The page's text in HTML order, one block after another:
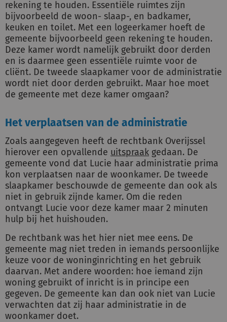
rekening te houden. Essentiële ruimtes zijn
bijvoorbeeld de woon- slaap-, en badkamer,
keuken en toilet. Met een logeerkamer hoeft de
gemeente bijvoorbeeld geen rekening te houden.
Deze kamer wordt namelijk gebruikt door derden
en is daarmee geen essentiële ruimte voor de
cliënt. De tweede slaapkamer voor de administratie
wordt niet door derden gebruikt. Maar hoe moet
de gemeente met deze kamer omgaan?
Het verplaatsen van de administratie
Zoals aangegeven heeft de rechtbank Overijssel
hierover een opvallende uitspraak gedaan. De
gemeente vond dat Lucie haar administratie prima
kon verplaatsen naar de woonkamer. De tweede
slaapkamer beschouwde de gemeente dan ook als
niet in gebruik zijnde kamer. Om die reden
ontvangt Lucie voor deze kamer maar 2 minuten
hulp bij het huishouden.
De rechtbank was het hier niet mee eens. De
gemeente mag niet treden in iemands persoonlijke
keuze voor de woninginrichting en het gebruik
daarvan. Met andere woorden: hoe iemand zijn
woning gebruikt of inricht is in principe een
gegeven. De gemeente kan dan ook niet van Lucie
verwachten dat zij haar administratie in de
woonkamer doet.